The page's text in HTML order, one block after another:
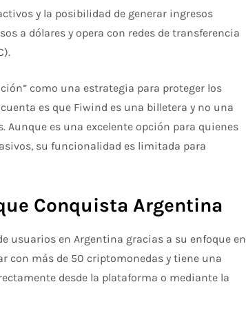
y la posibilidad de generar ingresos
a dólares y opera con redes de transferencia
como una estrategia para proteger los
es que Fiwind es una billetera y no una
es una excelente opción para quienes
su funcionalidad es limitada para
Conquista Argentina
usuarios en Argentina gracias a su enfoque en
con más de 50 criptomonedas y tiene una
desde la plataforma o mediante la